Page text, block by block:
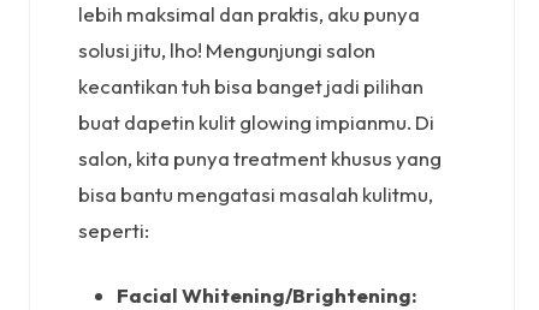
lebih maksimal dan praktis, aku punya
solusi jitu, lho! Mengunjungi salon
kecantikan tuh bisa banget jadi pilihan
buat dapetin kulit glowing impianmu. Di
salon, kita punya treatment khusus yang
bisa bantu mengatasi masalah kulitmu,
seperti:
Facial Whitening/Brightening: